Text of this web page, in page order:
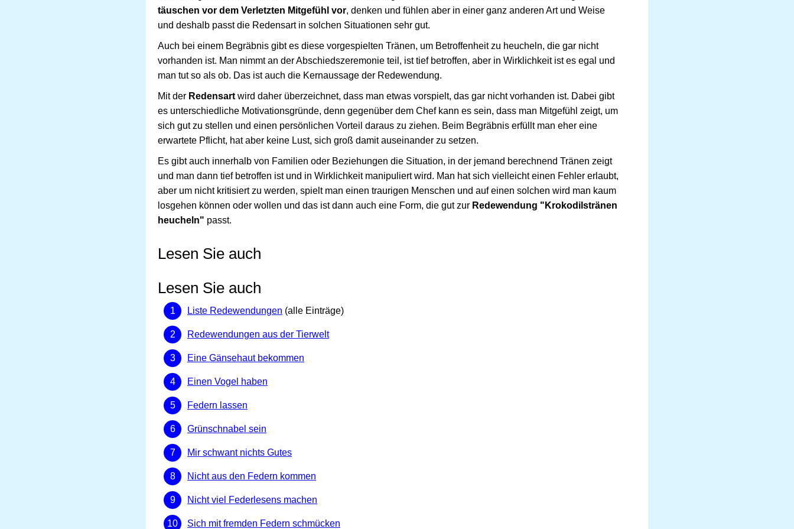
täuschen vor dem Verletzten Mitgefühl vor, denken und fühlen aber in einer ganz anderen Art und Weise
und deshalb passt die Redensart in solchen Situationen sehr gut.
Auch bei einem Begräbnis gibt es diese vorgespielten Tränen, um Betroffenheit zu heucheln, die gar nicht
vorhanden ist. Man nimmt an der Abschiedszeremonie teil, ist tief betroffen, aber in Wirklichkeit ist es egal und
man tut so als ob. Das ist auch die Kernaussage der Redewendung.
Mit der Redensart wird daher überzeichnet, dass man etwas vorspielt, das gar nicht vorhanden ist. Dabei gibt
es unterschiedliche Motivationsgründe, denn gegenüber dem Chef kann es sein, dass man Mitgefühl zeigt, um
sich gut zu stellen und einen persönlichen Vorteil daraus zu ziehen. Beim Begräbnis erfüllt man eher eine
erwartete Pflicht, hat aber keine Lust, sich groß damit auseinander zu setzen.
Es gibt auch innerhalb von Familien oder Beziehungen die Situation, in der jemand berechnend Tränen zeigt
und man dann tief betroffen ist und in Wirklichkeit manipuliert wird. Man hat sich vielleicht einen Fehler erlaubt,
aber um nicht kritisiert zu werden, spielt man einen traurigen Menschen und auf einen solchen wird man kaum
losgehen können oder wollen und das ist dann auch eine Form, die gut zur Redewendung "Krokodilstränen
heucheln" passt.
Lesen Sie auch
Lesen Sie auch
Liste Redewendungen (alle Einträge)
Redewendungen aus der Tierwelt
Eine Gänsehaut bekommen
Einen Vogel haben
Federn lassen
Grünschnabel sein
Mir schwant nichts Gutes
Nicht aus den Federn kommen
Nicht viel Federlesens machen
Sich mit fremden Federn schmücken